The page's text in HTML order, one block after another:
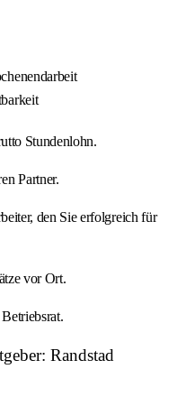
Stundenlohn.
Partner.
den Sie erfolgreich für
vor Ort.
Randstad